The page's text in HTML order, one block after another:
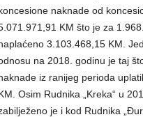
naknade od
KM što je za
3.103.468,15 KM.
na 2018. godinu je taj
iz ranijeg perioda
Osim Rudnika „Kreka“ u
je i kod Rudnika